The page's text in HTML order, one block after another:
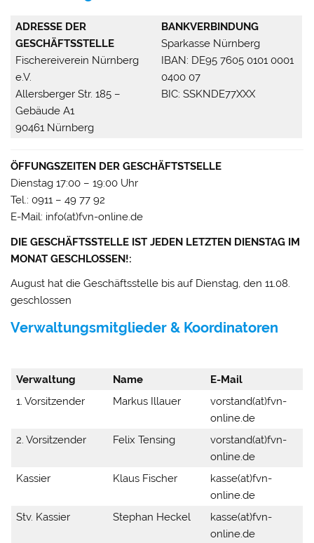
ADRESSE DER
GESCHÄFTSSTELLE
Fischereiverein Nürnberg
e.V.
Allersberger Str. 185 –
Gebäude A1
90461 Nürnberg
BANKVERBINDUNG
Sparkasse Nürnberg
IBAN: DE95 7605 0101 0001
0400 07
BIC: SSKNDE77XXX
ÖFFUNGSZEITEN DER GESCHÄFTSTSELLE
Dienstag 17:00 – 19:00 Uhr
Tel.: 0911 – 49 77 92
E-Mail: info(at)fvn-online.de
DIE GESCHÄFTSSTELLE IST JEDEN LETZTEN DIENSTAG IM
MONAT GESCHLOSSEN!:
August hat die Geschäftsstelle bis auf Dienstag, den 11.08.
geschlossen
Verwaltungsmitglieder & Koordinatoren
Verwaltung Name
E-Mail
1. Vorsitzender
Markus Illauer
vorstand(at)fvn-
online.de
2. Vorsitzender
Felix Tensing
vorstand(at)fvn-
online.de
Kassier
Klaus Fischer
kasse(at)fvn-
online.de
Stv. Kassier
Stephan Heckel
kasse(at)fvn-
online.de